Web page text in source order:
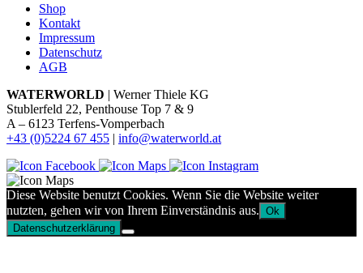
Shop
Kontakt
Impressum
Datenschutz
AGB
WATERWORLD | Werner Thiele KG
Stublerfeld 22, Penthouse Top 7 & 9
A – 6123 Terfens-Vomperbach
+43 (0)5224 67 455 | info@waterworld.at
Diese Website benutzt Cookies. Wenn Sie die Website weiter
nutzten, gehen wir von Ihrem Einverständnis aus. Ok
Datenschutzerklärung